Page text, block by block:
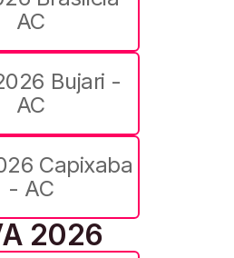
AC
Bujari -
AC
Capixaba
- AC
2026